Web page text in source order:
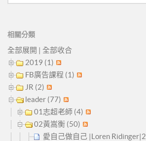
相關分類
全部展開 | 全部收合
2019 (1)
FB廣告課程 (1)
JR (2)
leader (77)
01志超老師 (4)
02黃嵩衡 (50)
愛自己做自己 |Loren